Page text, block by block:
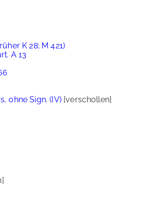
K 28; M 421)
A 13
ohne Sign. (IV)[verschollen]